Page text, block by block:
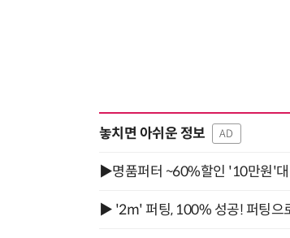
놓치면 아쉬운 정보 AD
▶명품퍼터 ~60%할인 '10만원'
▶ '2m' 퍼팅, 100% 성공! 퍼팅으